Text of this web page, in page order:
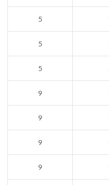
5
5
5
9
9
9
9